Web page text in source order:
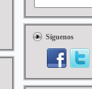
Síguenos